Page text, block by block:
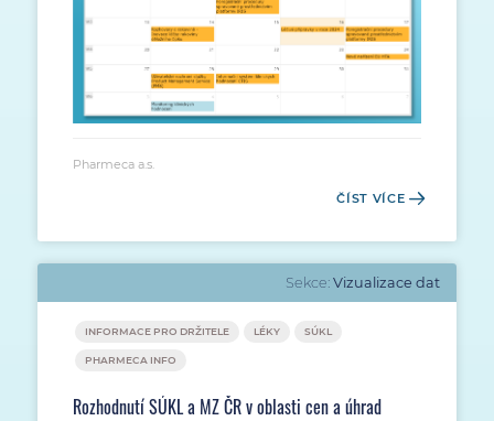
Pharmeca a.s.
ČÍST VÍCE
Sekce: Vizualizace dat
INFORMACE PRO DRŽITELE LÉKY SÚKL
PHARMECA INFO
Rozhodnutí SÚKL a MZ ČR v oblasti cen a úhrad